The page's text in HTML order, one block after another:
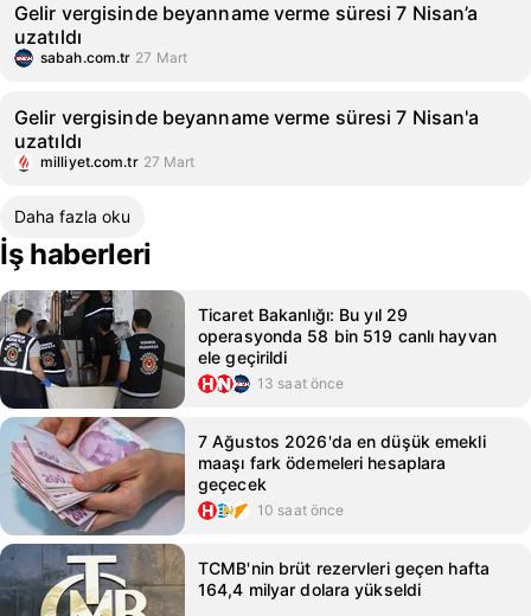
Gelir vergisinde beyanname verme süresi 7 Nisan’a
uzatıldı
sabah.com.tr 27 Mart
Gelir vergisinde beyanname verme süresi 7 Nisan'a
uzatıldı
milliyet.com.tr 27 Mart
Daha fazla oku
İş haberleri
Ticaret Bakanlığı: Bu yıl 29
operasyonda 58 bin 519 canlı hayvan
ele geçirildi
13 saat önce
7 Ağustos 2026'da en düşük emekli
maaşı fark ödemeleri hesaplara
geçecek
10 saat önce
TCMB'nin brüt rezervleri geçen hafta
164,4 milyar dolara yükseldi